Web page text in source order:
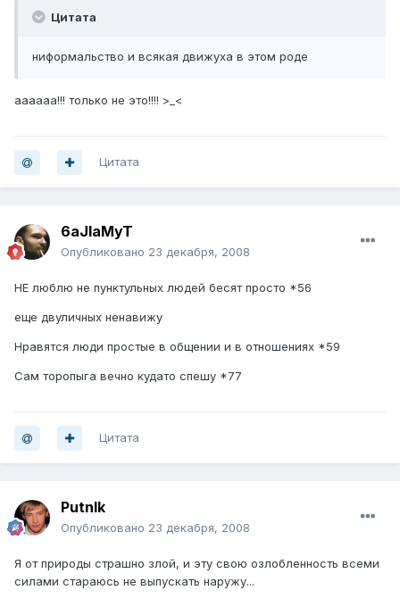
Цитата
ниформальство и всякая движуха в этом роде
аааааа!!! только не это!!!! >_<
Цитата
6aJIaMyT
Опубликовано 23 декабря, 2008
НЕ люблю не пунктульных людей бесят просто *56
еще двуличных ненавижу
Нравятся люди простые в общении и в отношениях *59
Сам торопыга вечно кудато спешу *77
Цитата
PutnIk
Опубликовано 23 декабря, 2008
Я от природы страшно злой, и эту свою озлобленность всеми
силами стараюсь не выпускать наружу...